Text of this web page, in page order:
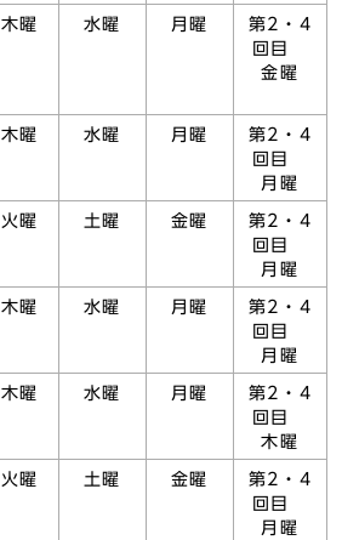
木曜 水曜 月曜
第2・4
回目
金曜
木曜 水曜 月曜
第2・4
回目
月曜
火曜 土曜 金曜
第2・4
回目
月曜
木曜 水曜 月曜
第2・4
回目
月曜
木曜 水曜 月曜
第2・4
回目
木曜
火曜 土曜 金曜
第2・4
回目
月曜